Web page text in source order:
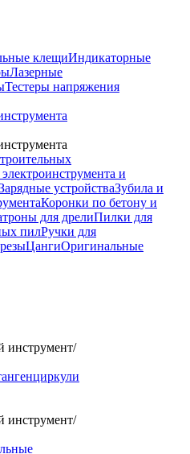
клещиИндикаторные
Лазерные
Тестеры напряжения
и
устройстваЗубила и
Коронки по бетону и
для дрелиПилки для
пилРучки для
ЦангиОригинальные
инструмент/
инструмент/